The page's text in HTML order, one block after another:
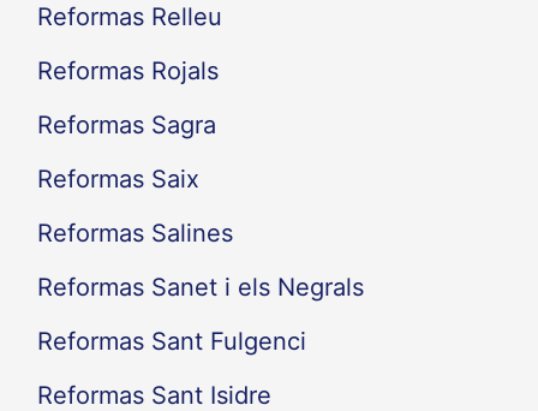
Reformas Relleu
Reformas Rojals
Reformas Sagra
Reformas Saix
Reformas Salines
Reformas Sanet i els Negrals
Reformas Sant Fulgenci
Reformas Sant Isidre